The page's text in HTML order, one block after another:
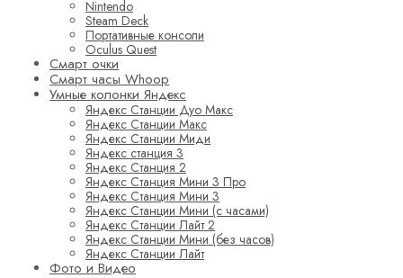
Nintendo
Steam Deck
Портативные консоли
Oculus Quest
Смарт очки
Смарт часы Whoop
Умные колонки Яндекс
Яндекс Станции Дуо Макс
Яндекс Станции Макс
Яндекс Станции Миди
Яндекс станция 3
Яндекс Станция 2
Яндекс Станция Мини 3 Про
Яндекс Станция Мини 3
Яндекс Станции Мини (с часами)
Яндекс Станции Лайт 2
Яндекс Станции Мини (без часов)
Яндекс Станции Лайт
Фото и Видео